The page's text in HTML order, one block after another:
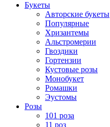
Букеты
Авторские букеты
Популярные
Хризантемы
Альстромерии
Гвоздики
Гортензии
Кустовые розы
Монобукет
Ромашки
Эустомы
Розы
101 роза
11 роз